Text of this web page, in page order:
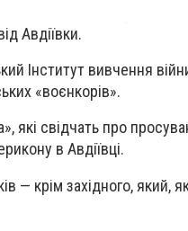
Авдіївки.
Інститут вивчення
«воєнкорів».
які свідчать про
в Авдіївці.
— крім західного,